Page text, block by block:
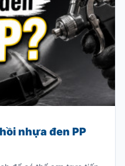
nhựa đen PP